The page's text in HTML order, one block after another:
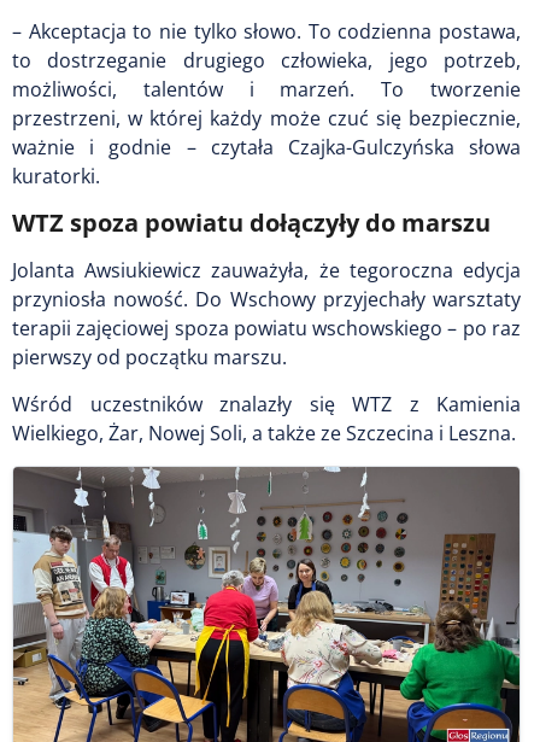
– Akceptacja to nie tylko słowo. To codzienna postawa,
to dostrzeganie drugiego człowieka, jego potrzeb,
możliwości, talentów i marzeń. To tworzenie
przestrzeni, w której każdy może czuć się bezpiecznie,
ważnie i godnie – czytała Czajka-Gulczyńska słowa
kuratorki.
WTZ spoza powiatu dołączyły do marszu
Jolanta Awsiukiewicz zauważyła, że tegoroczna edycja
przyniosła nowość. Do Wschowy przyjechały warsztaty
terapii zajęciowej spoza powiatu wschowskiego – po raz
pierwszy od początku marszu.
Wśród uczestników znalazły się WTZ z Kamienia
Wielkiego, Żar, Nowej Soli, a także ze Szczecina i Leszna.